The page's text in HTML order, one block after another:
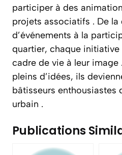
participer à des
projets associatifs . De la
d’événements à la
quartier, chaque
cadre de vie à leur
pleins d’idées, ils
bâtisseurs enthousiastes
urbain .
Publications